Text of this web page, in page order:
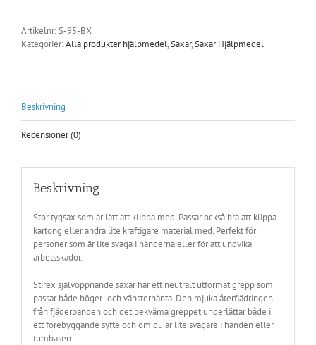
Artikelnr:S-95-BX
Kategorier:Alla produkter hjälpmedel,Saxar,Saxar Hjälpmedel
Beskrivning
Recensioner (0)
Beskrivning
Stor tygsax som är lätt att klippa med. Passar också bra att klippa
kartong eller andra lite kraftigare material med. Perfekt för
personer som är lite svaga i händerna eller för att undvika
arbetsskador.
Stirex självöppnande saxar har ett neutralt utformat grepp som
passar både höger- och vänsterhänta. Den mjuka återfjädringen
från fjäderbanden och det bekväma greppet underlättar både i
ett förebyggande syfte och om du är lite svagare i handen eller
tumbasen.